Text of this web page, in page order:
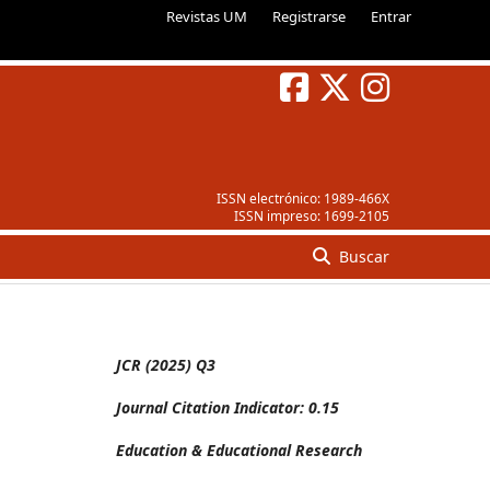
Revistas UM Registrarse Entrar
ISSN electrónico: 1989-466X
ISSN impreso: 1699-2105
Buscar
JCR (2025) Q3
Journal Citation Indicator: 0.15
Education & Educational Research